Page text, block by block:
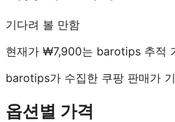
기다려 볼 만함
현재가 ₩7,900는 barotips 추적
barotips가 수집한 쿠팡 판매가
옵션별 가격